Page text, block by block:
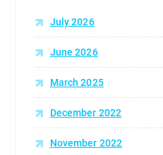
July 2026
June 2026
March 2025
December 2022
November 2022